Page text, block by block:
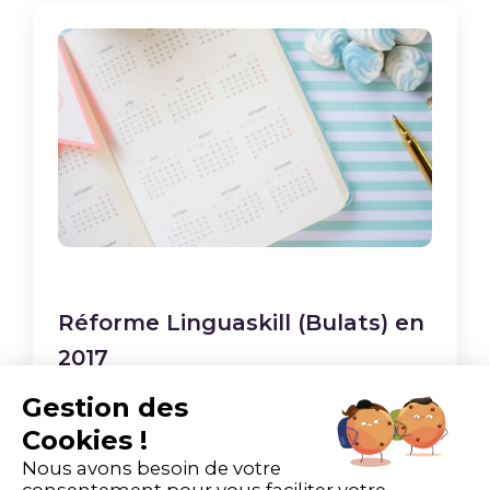
Réforme Linguaskill (Bulats) en
2017
Gestion des
Cookies !
Nous avons besoin de votre